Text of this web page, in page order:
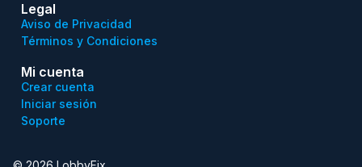
Legal
Aviso de Privacidad
Términos y Condiciones
Mi cuenta
Crear cuenta
Iniciar sesión
Soporte